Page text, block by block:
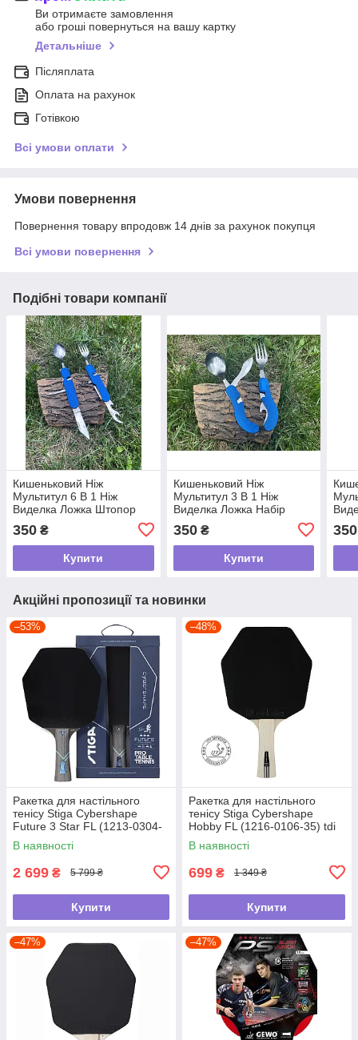
Ви отримаєте замовлення
або гроші повернуться на вашу картку
Детальніше
Післяплата
Оплата на рахунок
Готівкою
Всі умови оплати
Умови повернення
Повернення товару впродовж 14 днів за рахунок покупця
Всі умови повернення
Подібні товари компанії
Кишеньковий Ніж
Мультитул 6 В 1 Ніж
Виделка Ложка Штопор
Столових Приладів tdi
350 ₴
Купити
Кишеньковий Ніж
Мультитул 3 В 1 Ніж
Виделка Ложка Набір
Столових Приладів tdi
350₴
Купити
350
Акційні пропозиції та новинки
–53%
Ракетка для настільного
тенісу Stiga Cybershape
Future 3 Star FL (1213-0304-
35) tdi
В наявності
2 699 ₴ 5 799 ₴
Купити
–48%
Ракетка для настільного
тенісу Stiga Cybershape
Hobby FL (1216-0106-35) tdi
В наявності
699 ₴ 1 349 ₴
Купити
–47% –47%